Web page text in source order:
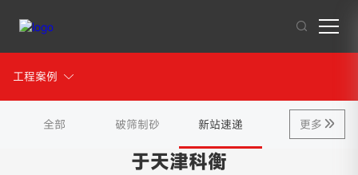
干混砂浆
工程案例
工程案例
全部 破筛制砂 新站速递 更多
南方路机预制件专用混凝土搅拌站应用
于天津科衡